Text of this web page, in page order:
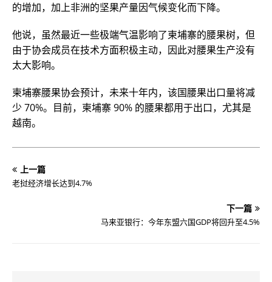
的增加，加上非洲的坚果产量因气候变化而下降。
他说，虽然最近一些极端气温影响了柬埔寨的腰果树，但
由于协会成员在技术方面积极主动，因此对腰果生产没有
太大影响。
柬埔寨腰果协会预计，未来十年内，该国腰果出口量将减
少 70%。目前，柬埔寨 90% 的腰果都用于出口，尤其是
越南。
上一篇
老挝经济增长达到4.7%
下一篇
马来亚银行：今年东盟六国GDP将回升至4.5%